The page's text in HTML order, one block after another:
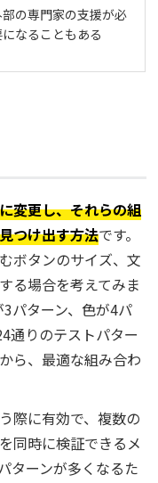
部の専門家の支援が必
になることもある
変更し、それらの組
つけ出す方法です。
ボタンのサイズ、文
る場合を考えてみま
パターン、色が4パ
りのテストパター
ら、最適な組み合わ
際に有効で、複数の
同時に検証できるメ
ターンが多くなるた